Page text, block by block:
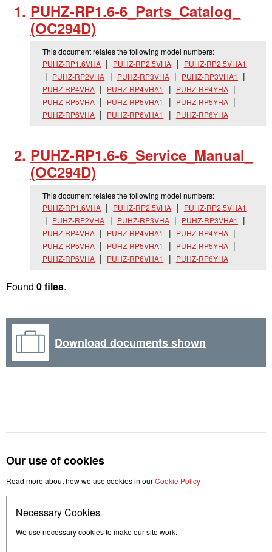
Our use of cookies
Read more about how we use cookies in ourCookie Policy
Necessary Cookies
We use necessary cookies to make our site work.
PUHZ-RP1.6-6_ Parts_ Catalog_
(OC294D)
This document relates the following model numbers:
PUHZ-RP1.6VHA
PUHZ-RP2.5VHA
PUHZ-RP2.5VHA1
PUHZ-RP2VHA
PUHZ-RP3VHA
PUHZ-RP3VHA1
PUHZ-RP4VHA
PUHZ-RP4VHA1
PUHZ-RP4YHA
PUHZ-RP5VHA
PUHZ-RP5VHA1
PUHZ-RP5YHA
PUHZ-RP6VHA
PUHZ-RP6VHA1 PUHZ-RP6YHA
PUHZ-RP1.6-6_ Service_ Manual_
(OC294D)
This document relates the following model numbers:
PUHZ-RP1.6VHA
PUHZ-RP2.5VHA
PUHZ-RP2.5VHA1
PUHZ-RP2VHA
PUHZ-RP3VHA
PUHZ-RP3VHA1
PUHZ-RP4VHA
PUHZ-RP4VHA1
PUHZ-RP4YHA
PUHZ-RP5VHA
PUHZ-RP5VHA1
PUHZ-RP5YHA
PUHZ-RP6VHA
PUHZ-RP6VHA1 PUHZ-RP6YHA
Found 0 files.
Download documents shown
Follow us Get in touch